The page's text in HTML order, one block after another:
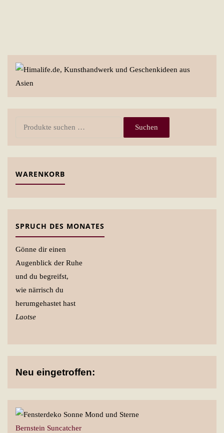
Suchen
Suchen
WARENKORB
SPRUCH DES MONATES
Gönne dir einen
Augenblick der Ruhe
und du begreifst,
wie närrisch du
herumgehastet hast
Laotse
Neu eingetroffen:
Bernstein Suncatcher